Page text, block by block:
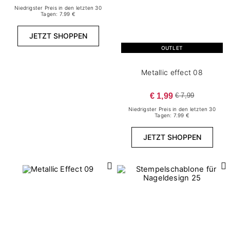
Niedrigster Preis in den letzten 30
Tagen: 7.99 €
JETZT SHOPPEN
OUTLET
Metallic effect 08
€ 1,99 € 7,99
Niedrigster Preis in den letzten 30
Tagen: 7.99 €
JETZT SHOPPEN